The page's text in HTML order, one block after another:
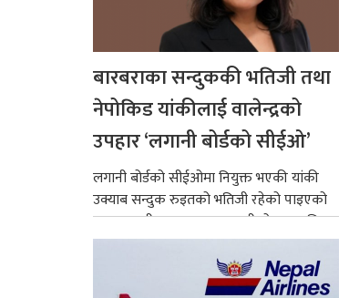
बारबराका सन्दुककी भतिजी तथा
नेपोकिड यांकीलाई वालेन्द्रको
उपहार ‘लगानी बोर्डको सीईओ’
लगानी बोर्डको सीईओमा नियुक्त भएकी यांकी
उक्याब सन्दुक रुइतको भतिजी रहेको पाइएको
छ। तत्कालीन समयमा महाकालीको अञ्चलाधिश
नै बनेका जोन...